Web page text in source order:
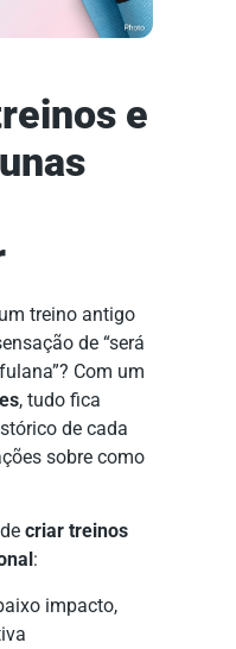
e
treino antigo
de “será
Com um
, tudo fica
de cada
sobre como
criar treinos
:
impacto,